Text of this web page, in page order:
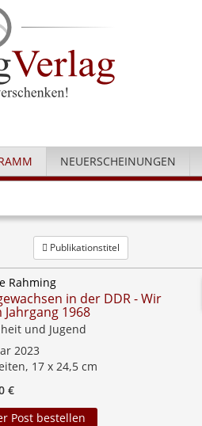
NEUERSCHEINUNGEN
Publikationstitel
Rahming
in der DDR - Wir
Jahrgang 1968
und Jugend
2023
17 x 24,5 cm
€
Post bestellen